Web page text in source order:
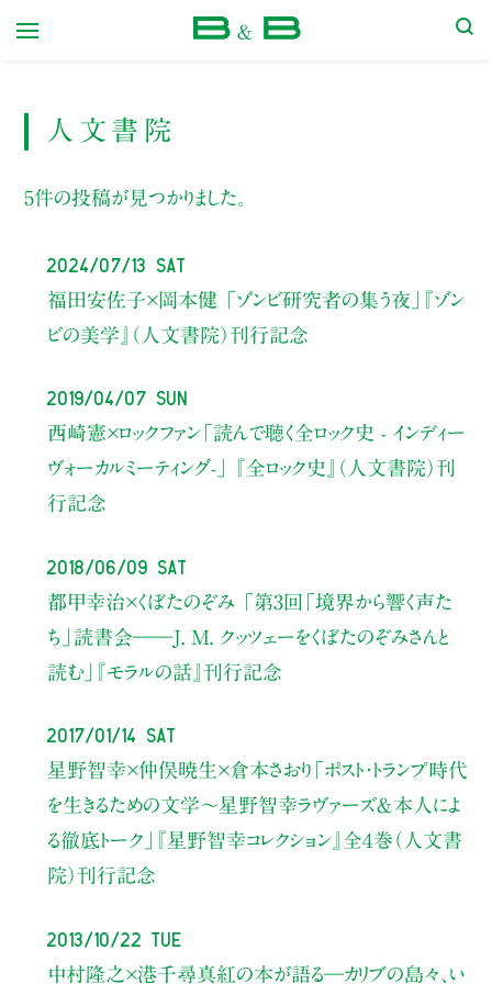
人文書院
5件の投稿が見つかりました。
2024/07/13 Sat
福田安佐子×岡本健 「ゾンビ研究者の集う夜」
『ゾン
ビの美学』（人文書院）刊行記念
2019/04/07 Sun
西崎憲×ロックファン「読んで聴く全ロック史 - インディー
ヴォーカルミーティング-」
『全ロック史』（人文書院）刊
行記念
2018/06/09 Sat
都甲幸治×くぼたのぞみ
「第3回「境界から響く声た
ち」読書会――J. M. クッツェーをくぼたのぞみさんと
読む」
『モラルの話』刊行記念
2017/01/14 Sat
星野智幸×仲俣暁生×倉本さおり 「ポスト・トランプ時代
を生きるための文学〜星野智幸ラヴァーズ＆本人によ
る徹底トーク」
『星野智幸コレクション』全４巻 （人文書
院）刊行記念
2013/10/22 Tue
中村隆之×港千尋真紅の本が語る―カリブの島々、い